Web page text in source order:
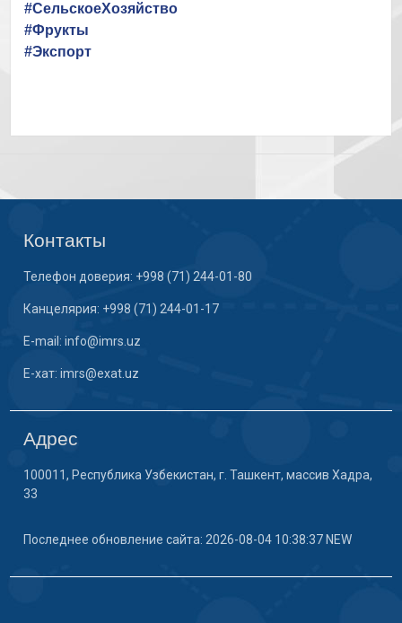
#СельскоеХозяйство
#Фрукты
#Экспорт
Контакты
Телефон доверия: +998 (71) 244-01-80
Канцелярия: +998 (71) 244-01-17
E-mail: info@imrs.uz
E-хат: imrs@exat.uz
Адрес
100011, Республика Узбекистан, г. Ташкент, массив Хадра,
33
Последнее обновление сайта: 2026-08-04 10:38:37 NEW